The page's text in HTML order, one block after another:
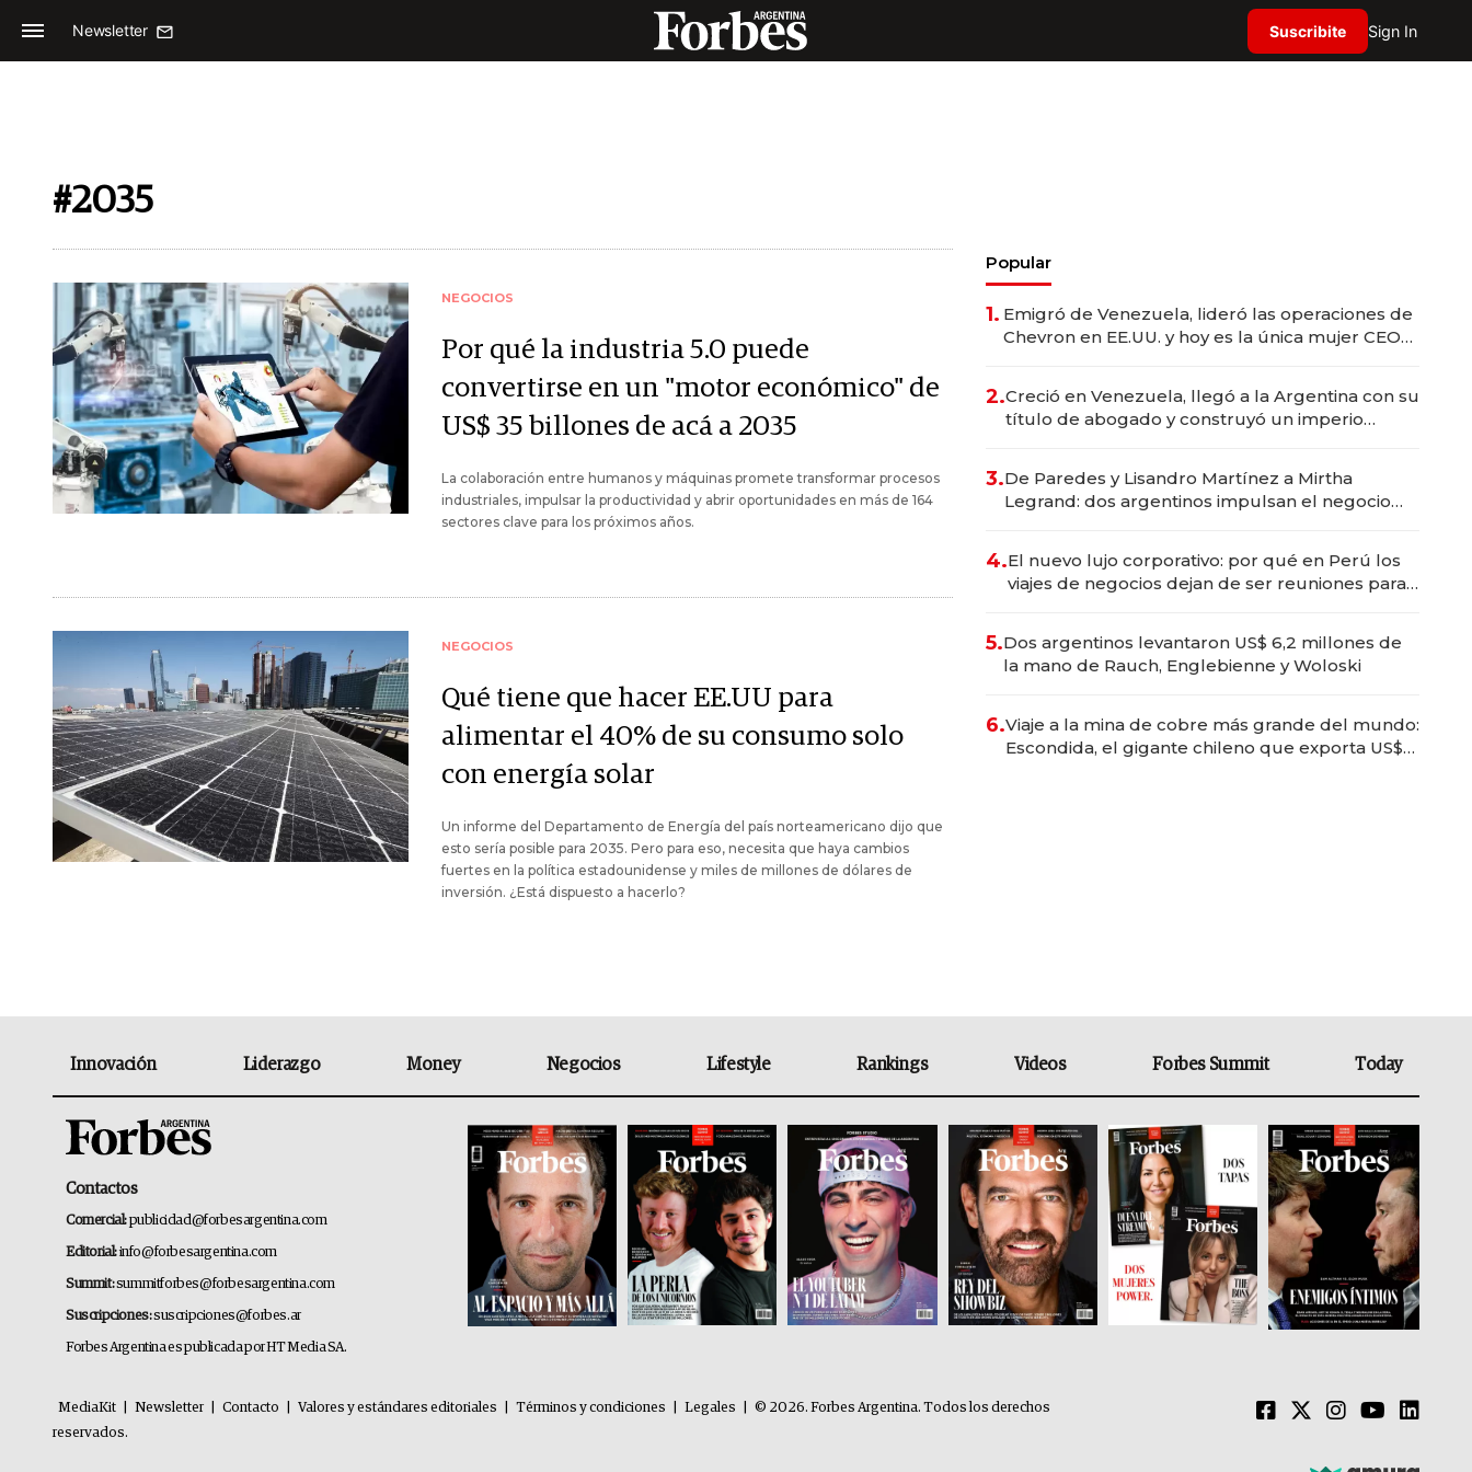
Newsletter Suscribite Sign In
#2035
NEGOCIOS
Por qué la industria 5.0 puede
convertirse en un "motor económico" de
US$ 35 billones de acá a 2035
La colaboración entre humanos y máquinas promete transformar procesos
industriales, impulsar la productividad y abrir oportunidades en más de 164
sectores clave para los próximos años.
NEGOCIOS
Qué tiene que hacer EE.UU para
alimentar el 40% de su consumo solo
con energía solar
Un informe del Departamento de Energía del país norteamericano dijo que
esto sería posible para 2035. Pero para eso, necesita que haya cambios
fuertes en la política estadounidense y miles de millones de dólares de
inversión. ¿Está dispuesto a hacerlo?
Popular
1. Emigró de Venezuela, lideró las operaciones de
Chevron en EE.UU. y hoy es la única mujer CEO
2.Creció en Venezuela, llegó a la Argentina con su
título de abogado y construyó un imperio
3.De Paredes y Lisandro Martínez a Mirtha
Legrand: dos argentinos impulsan el negocio
4.El nuevo lujo corporativo: por qué en Perú los
viajes de negocios dejan de ser reuniones para
5.Dos argentinos levantaron US$ 6,2 millones de
la mano de Rauch, Englebienne y Woloski
6.Viaje a la mina de cobre más grande del mundo:
Escondida, el gigante chileno que exporta US$
Innovación Liderazgo Money Negocios Lifestyle Rankings Videos Forbes Summit Today
Contactos
Comercial:publicidad@forbesargentina.com
Editorial:info@forbesargentina.com
Summit:summitforbes@forbesargentina.com
Suscripciones:suscripciones@forbes.ar
Forbes Argentina es publicada por HT Media SA.
MediaKit Newsletter Contacto Valores y estándares editoriales Términos y condiciones Legales
© 2026. Forbes Argentina. Todos los derechos
reservados.